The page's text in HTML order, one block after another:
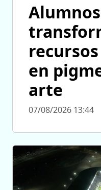
en
arte
07/08/2026 13:44